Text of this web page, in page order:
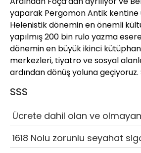
yaparak Pergomon Antik kentine
Helenistik dönemin en önemli
yapılmış 200 bin rulo yazma
dönemin en büyük ikinci
merkezleri, tiyatro ve sosyal
ardından dönüş yoluna
SSS
Ücrete dahil olan ve
1618 Nolu zorunlu seyahat